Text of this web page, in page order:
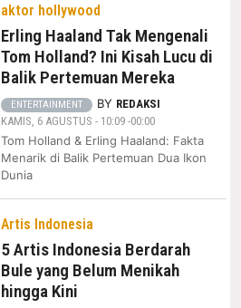
aktor hollywood
Erling Haaland Tak Mengenali
Tom Holland? Ini Kisah Lucu di
Balik Pertemuan Mereka
ENTERTAINMENT BY REDAKSI
KAMIS, 6 AGUSTUS - 10:09 -00:00
Tom Holland & Erling Haaland: Fakta
Menarik di Balik Pertemuan Dua Ikon
Dunia
Artis Indonesia
5 Artis Indonesia Berdarah
Bule yang Belum Menikah
hingga Kini